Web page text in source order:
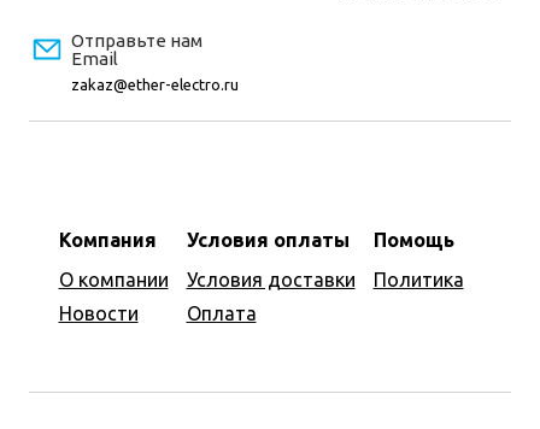
Отправьте нам
Email
zakaz@ether-electro.ru
Компания
О компании
Новости
Условия оплаты
Условия доставки
Оплата
Помощь
Политика